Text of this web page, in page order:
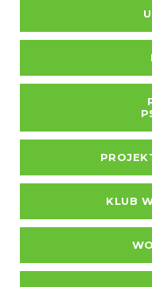
KLUB